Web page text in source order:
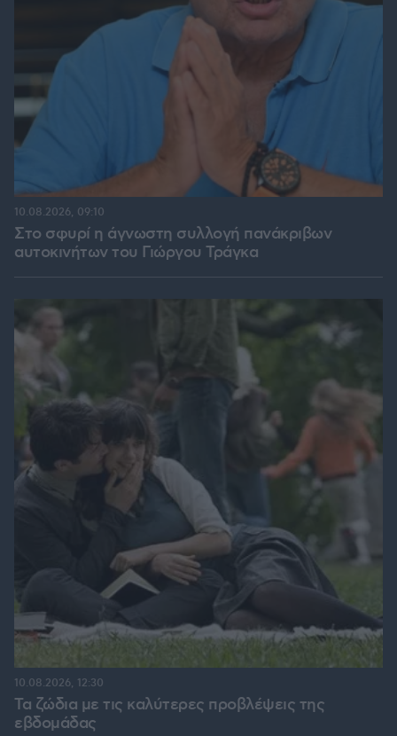
Στο σφυρί η άγνωστη συλλογή πανάκριβων
αυτοκινήτων του Γιώργου Τράγκα
10.08.2026, 09:10
Τα ζώδια με τις καλύτερες προβλέψεις της
εβδομάδας
10.08.2026, 12:30